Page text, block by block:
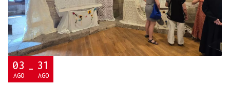
CONATO EXTINGUIDO
Vídeo | Se desata un incendio forestal en una
cantera de Untes
03
AGO - 31
AGO